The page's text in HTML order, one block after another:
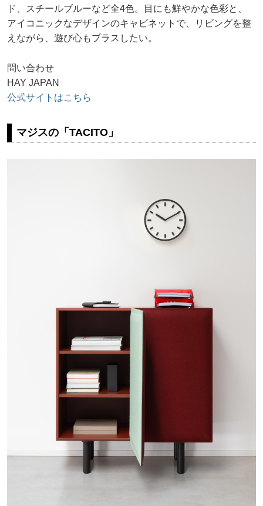
ド、スチールブルーなど全4色。目にも鮮やかな色彩と、
アイコニックなデザインのキャビネットで、リビングを整
えながら、遊び心もプラスしたい。
問い合わせ
HAY JAPAN
公式サイトはこちら
マジスの「TACITO」